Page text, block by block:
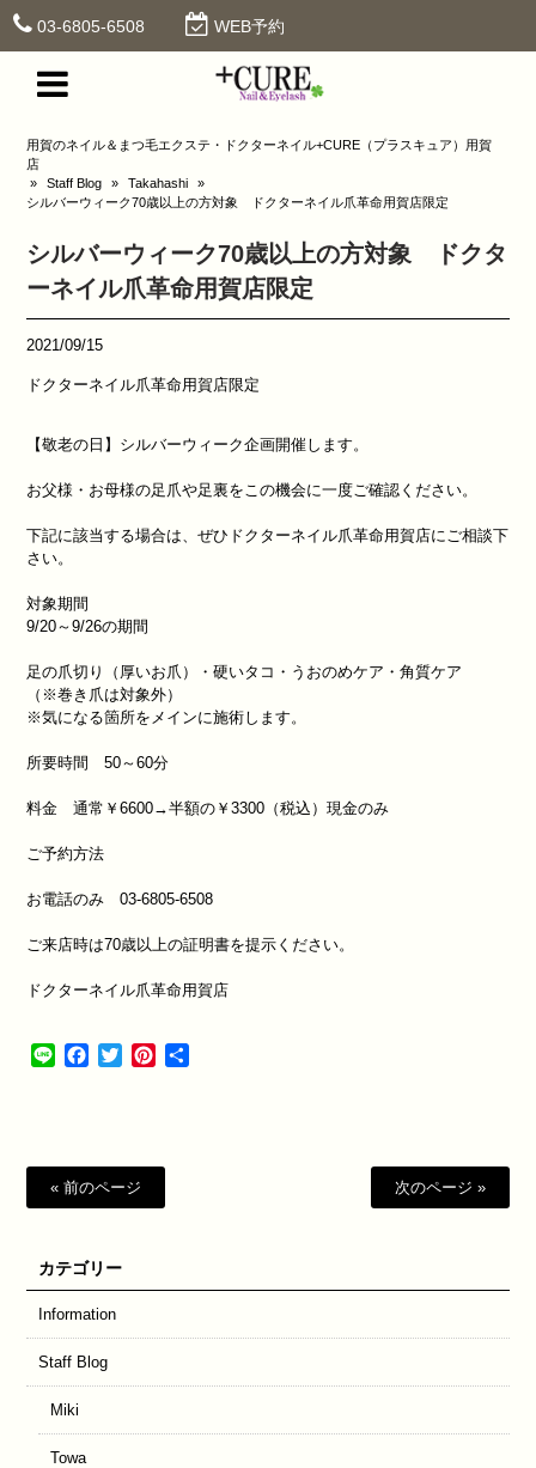
03-6805-6508 WEB予約
用賀のネイル＆まつ毛エクステ・ドクターネイル+CURE（プラスキュア）用賀
店
»
Staff Blog » Takahashi
»
シルバーウィーク70歳以上の方対象 ドクターネイル爪革命用賀店限定
シルバーウィーク70歳以上の方対象 ドクタ
ーネイル爪革命用賀店限定
2021/09/15
ドクターネイル爪革命用賀店限定
【敬老の日】シルバーウィーク企画開催します。
お父様・お母様の足爪や足裏をこの機会に一度ご確認ください。
下記に該当する場合は、ぜひドクターネイル爪革命用賀店にご相談下
さい。
対象期間
9/20～9/26の期間
足の爪切り（厚いお爪）・硬いタコ・うおのめケア・角質ケア
（※巻き爪は対象外）
※気になる箇所をメインに施術します。
所要時間 50～60分
料金 通常￥6600→半額の￥3300（税込）現金のみ
ご予約方法
お電話のみ 03-6805-6508
ご来店時は70歳以上の証明書を提示ください。
ドクターネイル爪革命用賀店
Line Facebook
TwitterPinterest
« 前のページ 次のページ »
カテゴリー
Information
Staff Blog
Miki
Towa